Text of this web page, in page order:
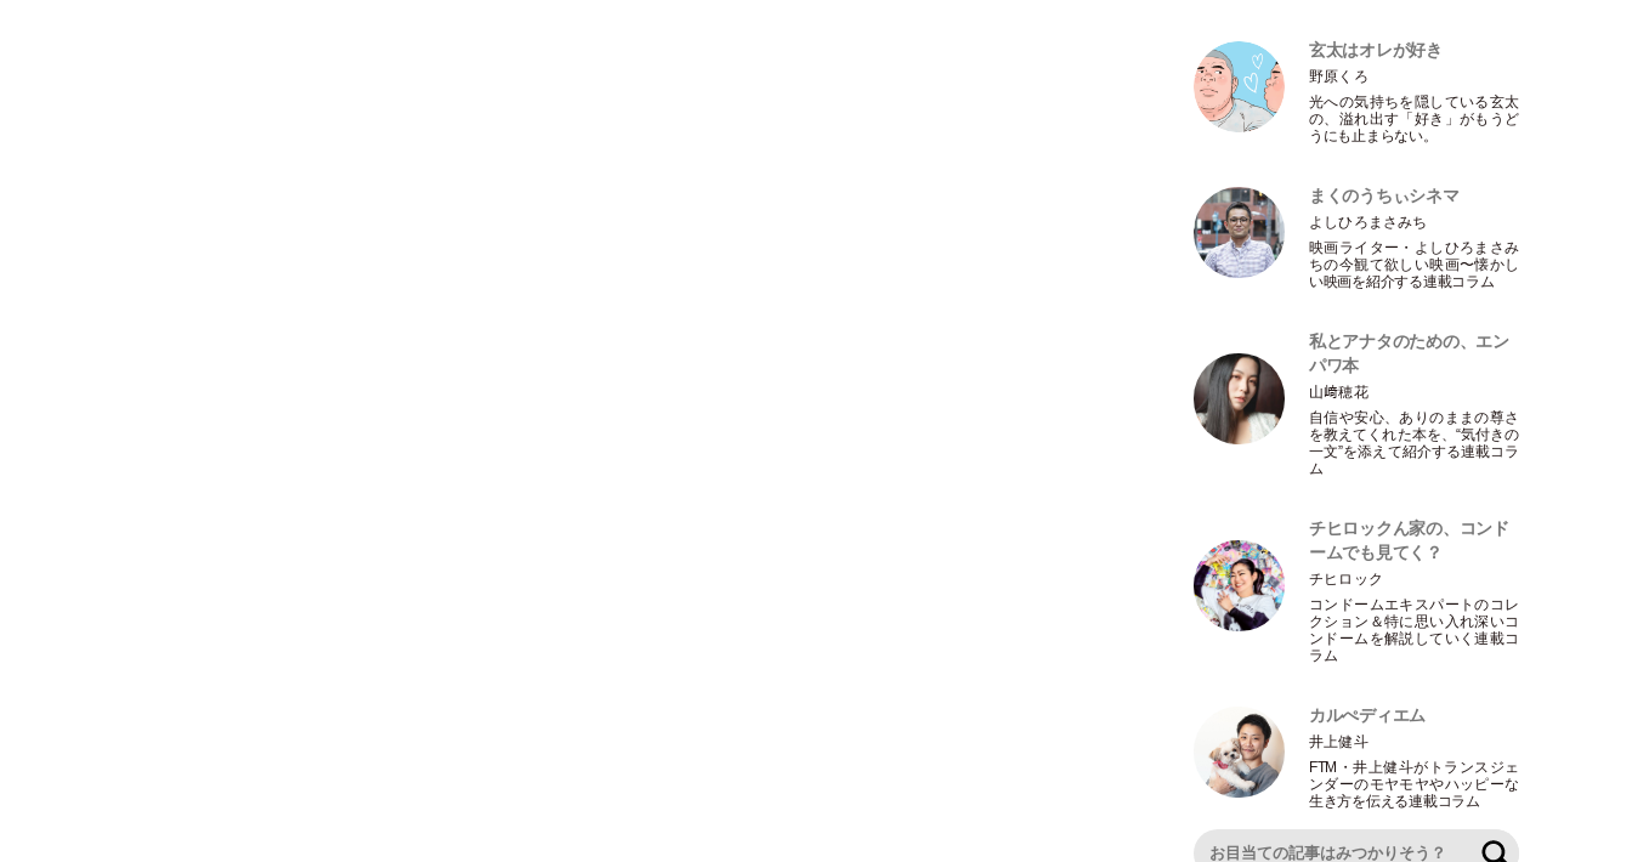
玄太はオレが好き
野原くろ
光への気持ちを隠している玄太
の、溢れ出す 「好き 」がもうど
うにも止まらない。
まくのうちぃシネマ
よしひろまさみち
映画ライター ・ よしひろまさみ
ちの今観て欲しい映画〜懐かし
い映画を紹介する連載コラム
私とアナタのための、エン
パワ本
山﨑穂花
自信や安心、ありのままの尊さ
を教えてくれた本を、“気付きの
一文”を添えて紹介する連載コラ
ム
チヒロックん家の、コンド
ームでも見てく？
チヒロック
コンドームエキスパートのコレ
クション＆特に思い入れ深いコ
ンドームを解説していく連載コ
ラム
カルぺディエム
井上健斗
FTM ・井上健斗がトランスジェ
ンダーのモヤモヤやハッピーな
生き方を伝える連載コラム